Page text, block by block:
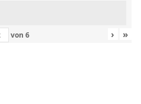
von 6 › »